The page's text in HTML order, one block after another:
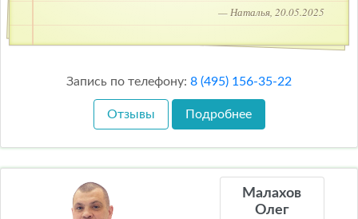
— Наталья, 20.05.2025
Запись по телефону: 8 (495) 156-35-22
Отзывы Подробнее
Малахов
Олег